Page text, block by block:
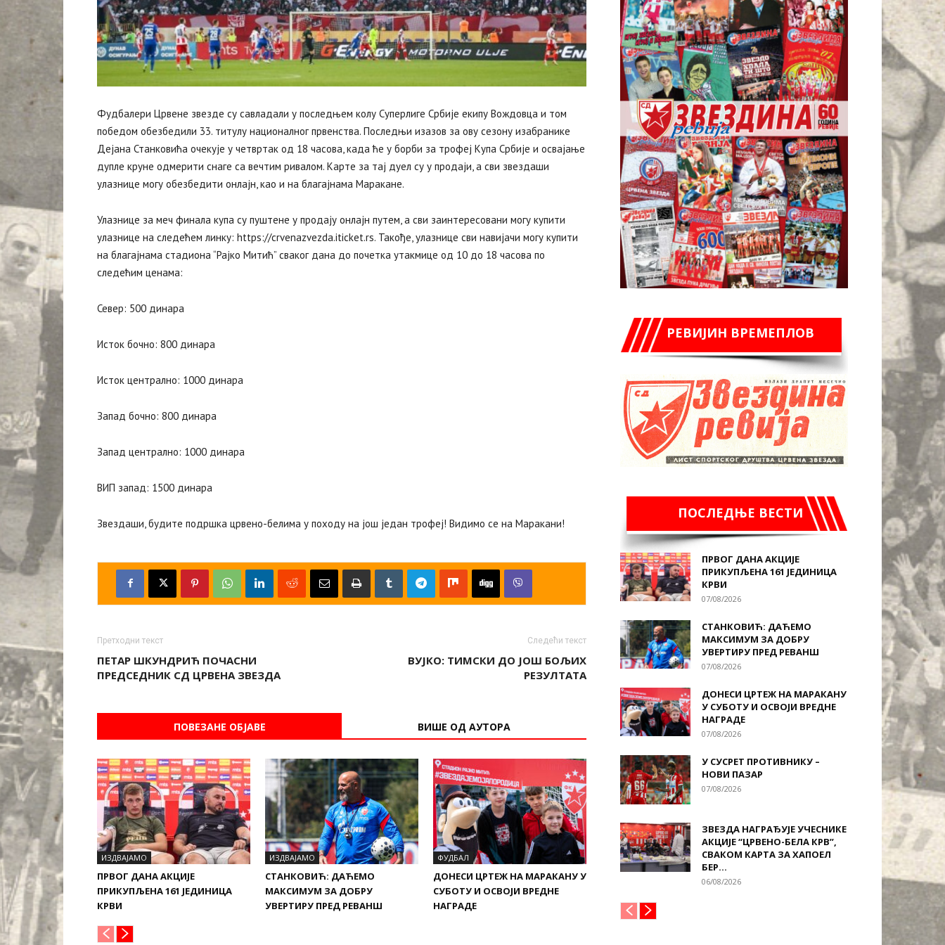
Фудбалери Црвене звезде су савладали у последњем колу Суперлиге Србије екипу Вождовца и том
победом обезбедили 33. титулу националног првенства. Последњи изазов за ову сезону изабранике
Дејана Станковића очекује у четвртак од 18 часова, када ће у борби за трофеј Купа Србије и освајање
дупле круне одмерити снаге са вечтим ривалом. Карте за тај дуел су у продаји, а сви звездаши
улазнице могу обезбедити онлајн, као и на благајнама Маракане.
Улазнице за меч финала купа су пуштене у продају онлајн путем, а сви заинтересовани могу купити
улазнице на следећем линку: https://crvenazvezda.iticket.rs. Такође, улазнице сви навијачи могу купити
на благајнама стадиона “Рајко Митић” сваког дана до почетка утакмице од 10 до 18 часова по
следећим ценама:
Север: 500 динара
Исток бочно: 800 динара
Исток централно: 1000 динара
Запад бочно: 800 динара
Запад централно: 1000 динара
ВИП запад: 1500 динара
Звездаши, будите подршка црвено-белима у походу на још један трофеј! Видимо се на Маракани!
Претходни текст
ПЕТАР ШКУНДРИЋ ПОЧАСНИ
ПРЕДСЕДНИК СД ЦРВЕНА ЗВЕЗДА
Следећи текст
ВУЈКО: ТИМСКИ ДО ЈОШ БОЉИХ
РЕЗУЛТАТА
ПОВЕЗАНЕ ОБЈАВЕ ВИШЕ ОД АУТОРА
ИЗДВАЈАМО
ПРВОГ ДАНА АКЦИЈЕ
ПРИКУПЉЕНА 161 ЈЕДИНИЦА
КРВИ
ИЗДВАЈАМО
СТАНКОВИЋ: ДАЋЕМО
МАКСИМУМ ЗА ДОБРУ
УВЕРТИРУ ПРЕД РЕВАНШ
ФУДБАЛ
ДОНЕСИ ЦРТЕЖ НА МАРАКАНУ У
СУБОТУ И ОСВОЈИ ВРЕДНЕ
НАГРАДЕ
РЕВИЈИН ВРЕМЕПЛОВ
ПОСЛЕДЊЕ ВЕСТИ
ПРВОГ ДАНА АКЦИЈЕ
ПРИКУПЉЕНА 161 ЈЕДИНИЦА
КРВИ
07/08/2026
СТАНКОВИЋ: ДАЋЕМО
МАКСИМУМ ЗА ДОБРУ
УВЕРТИРУ ПРЕД РЕВАНШ
07/08/2026
ДОНЕСИ ЦРТЕЖ НА МАРАКАНУ
У СУБОТУ И ОСВОЈИ ВРЕДНЕ
НАГРАДЕ
07/08/2026
У СУСРЕТ ПРОТИВНИКУ –
НОВИ ПАЗАР
07/08/2026
ЗВЕЗДА НАГРАЂУЈЕ УЧЕСНИКЕ
АКЦИЈЕ “ЦРВЕНО-БЕЛА КРВ”,
СВАКОМ КАРТА ЗА ХАПОЕЛ
БЕР...
06/08/2026